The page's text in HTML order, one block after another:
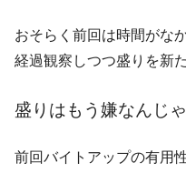
おそらく前回は時間がな
経過観察しつつ盛りを新
盛りはもう嫌なんじゃ
前回バイトアップの有用